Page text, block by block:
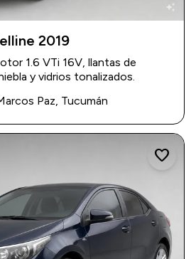
auto_awesome
2019
1.6 VTi 16V, llantas de
y vidrios tonalizados.
Paz, Tucumán
favorite